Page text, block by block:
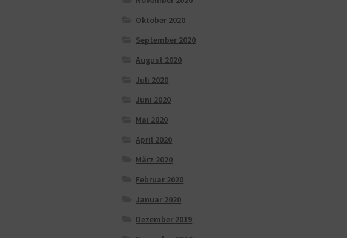
Oktober 2020
September 2020
August 2020
Juli 2020
Juni 2020
Mai 2020
April 2020
März 2020
Februar 2020
Januar 2020
Dezember 2019